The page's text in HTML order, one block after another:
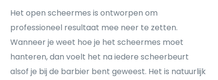
Het open scheermes is ontworpen om
professioneel resultaat mee neer te zetten.
Wanneer je weet hoe je het scheermes moet
hanteren, dan voelt het na iedere scheerbeurt
alsof je bij de barbier bent geweest. Het is natuurlijk